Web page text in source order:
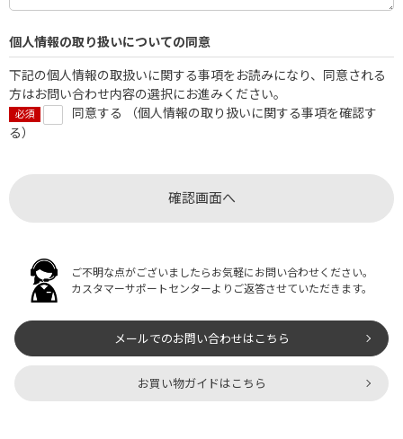
個人情報の取り扱いについての同意
下記の個人情報の取扱いに関する事項をお読みになり、同意される
方はお問い合わせ内容の選択にお進みください。
同意する （個人情報の取り扱いに関する事項を確認す
る）
ご不明な点がございましたらお気軽にお問い合わせください。
カスタマーサポートセンターよりご返答させていただきます。
メールでのお問い合わせはこちら
お買い物ガイドはこちら